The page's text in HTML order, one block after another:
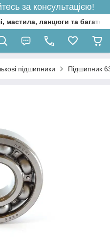
за консультацією!
мастила, ланцюги та багато
підшипники Підшипник